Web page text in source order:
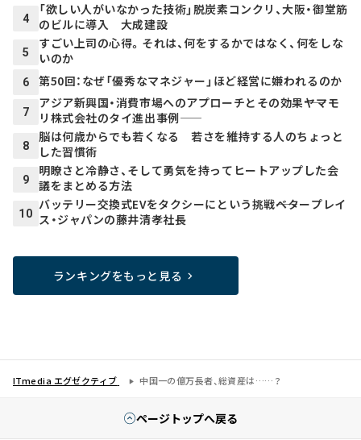
4
「欲しい人がいなかった技術」脱炭素コンクリ、大阪・御堂筋
のビルに導入 大成建設
5
すごい上司の心得。それは、何をするかではなく、何をしな
いのか
6 第50回：なぜ「優秀なマネジャー」ほど経営に嫌われるのか
7
アジア新興国・消費市場へのアプローチとその効果――ヤマモ
リ株式会社のタイ進出事例――
8
脳は何歳からでも若くなる 若さを維持する人のちょっと
した習慣術
9
明瞭さと冷静さ、そして勇気を持ってヒートアップした会
議をまとめる方法
10
バッテリー交換式EVをタクシーにという挑戦――ベタープレイ
ス・ジャパンの藤井清孝社長
ランキングをもっと見る
ITmedia エグゼクティブ 中国一の億万長者、総資産は……？
ページトップへ戻る